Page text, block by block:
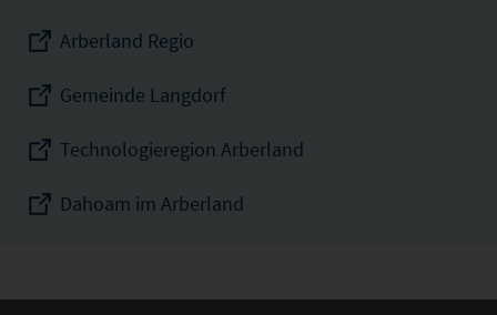
Arberland Regio
Gemeinde Langdorf
Technologieregion Arberland
Dahoam im Arberland